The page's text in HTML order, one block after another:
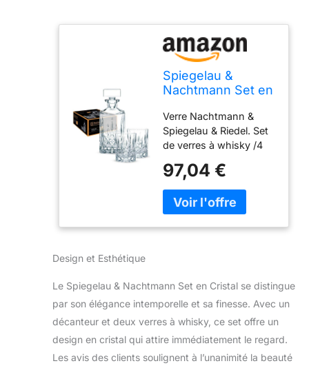
Spiegelau &
Nachtmann Set en
+ 2 Verres à
Whisky
Transparent
Verre Nachtmann &
Spiegelau & Riedel. Set
de verres à whisky /4
97,04 €
Design et Esthétique
Le Spiegelau & Nachtmann Set en Cristal se distingue
par son élégance intemporelle et sa finesse. Avec un
décanteur et deux verres à whisky, ce set offre un
design en cristal qui attire immédiatement le regard.
Les avis des clients soulignent à l’unanimité la beauté